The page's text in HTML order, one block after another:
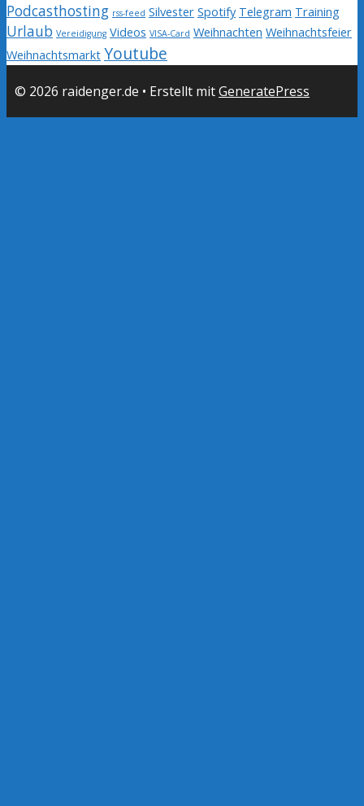
Podcasthosting rss-feed Silvester Spotify Telegram Training
Urlaub Vereidigung Videos VISA-Card Weihnachten Weihnachtsfeier
Weihnachtsmarkt Youtube
© 2026 raidenger.de • Erstellt mitGeneratePress